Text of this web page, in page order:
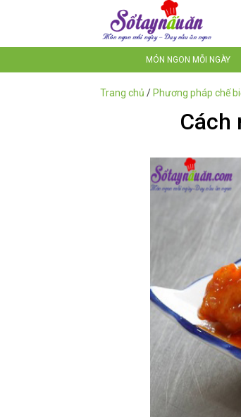
MÓN NGON MỖI NGÀY
Trang chủ / Phương pháp chế
Cách